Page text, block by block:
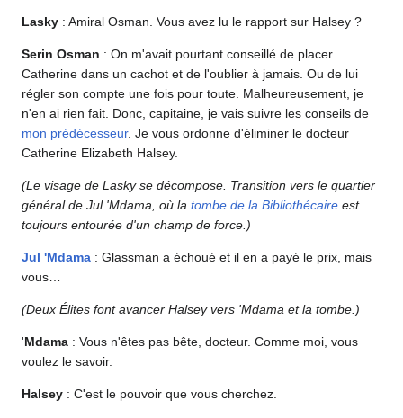
Lasky : Amiral Osman. Vous avez lu le rapport sur Halsey ?
Serin Osman : On m'avait pourtant conseillé de placer
Catherine dans un cachot et de l'oublier à jamais. Ou de lui
régler son compte une fois pour toute. Malheureusement, je
n'en ai rien fait. Donc, capitaine, je vais suivre les conseils de
mon prédécesseur. Je vous ordonne d'éliminer le docteur
Catherine Elizabeth Halsey.
(Le visage de Lasky se décompose. Transition vers le quartier
général de Jul 'Mdama, où la tombe de la Bibliothécaire est
toujours entourée d'un champ de force.)
Jul 'Mdama : Glassman a échoué et il en a payé le prix, mais
vous…
(Deux Élites font avancer Halsey vers 'Mdama et la tombe.)
'Mdama : Vous n'êtes pas bête, docteur. Comme moi, vous
voulez le savoir.
Halsey : C'est le pouvoir que vous cherchez.